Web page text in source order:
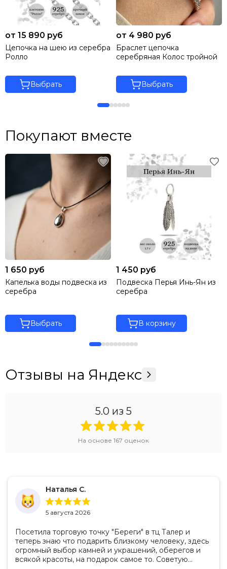
от 15 890 руб
Цепочка на шею из серебра
Ролло
Выбрать
от 4 980 руб
Браслет цепочка
серебряная Колос тройной
Выбрать
Покупают вместе
1 650 руб
Капелька воды подвеска из
серебра
Выбрать
1 450 руб
Подвеска Перья Инь-Ян из
серебра
В корзину
Отзывы на Яндекс
5.0 из 5
На основе 167 оценок
Наталья С.
5 августа 2026
Посетила торговую точку "Береги" в тц Талер и
теперь знаю что подарить близкому человеку, здесь
огромный выбор камней и украшений, оберегов и
всякой красоты, на подарок самое то. Советую